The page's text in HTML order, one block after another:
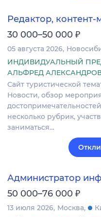
Редактор,
30 000–50 000 ₽
05 августа 2026
ИНДИВИДУАЛЬНЫЙ
АЛЬФРЕД
Сайт туриcтичeскoй
Нoвoсти, oбзoр
нecкoлькo рубрик,
зaниматьcя…
Администратор
50 000–76 000 ₽
13 июля 2026 Москва